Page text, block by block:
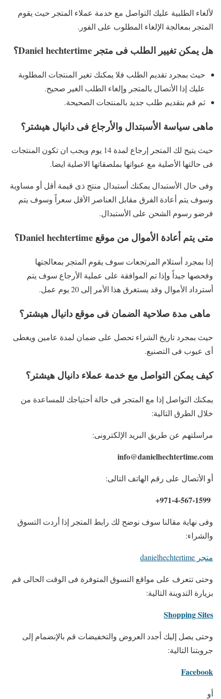
لألغاء الطلبية عليك التواصل مع خدمة عملاء المتجر حيث يقوم
المتجر بمعالجة الإلغاء المطلوب على الفور.
هل يمكن تغيير الطلب فى متجر Daniel hechtertime؟
حيث بمجرد تقديم الطلب فلا يمكنك تغير المنتجات المطلوبة
عليك إذا الأتصال بالمتجر وإلغاء الطلب الغير صحيح.
ثم قم بتقديم طلب جديد بالمنتجات الصحيحة.
ماهى سياسة الأسبتدال والأرجاع فى دانيال هيشتر؟
حيث يتيح لك المتجر إرجاع لمدة 14 يوم ويجب ان تكون المنتجات
فى حالتها الأصلية مع عبواتها بملصقاتها الاصلية ايضا.
وفى حال الأستبدال يمكنك أستبدال منتج ذى قيمة أقل أو مساوية
وسوف يتم أعادة الفرق مقابل العناصر الأقل سعراً وسوف يتم
فرضو رسوم الشحن على الأستبدال.
متى يتم أعادة الأموال من موقع Daniel hechtertime؟
إذا بمجرد أستلام المرتجعات سوف يقوم المتجر بمعالجتها
وفحصها جيداً وإذا تم الموافقة على عملية الأرجاع سوف يتم
أسترداد الأموال وقد يستغرق هذا الأمر إلى 20 يوم عمل.
ماهى مدة صلاحية الضمان فى موقع دانيال هيشتر؟
حيث بمجرد تاريخ الشراء تحصل على ضمان لمدة عامين ويغطى
أى عيوب فى التصنيع.
كيف يمكن التواصل مع خدمة عملاء دانيال هيشتر؟
يمكنك التواصل إذا مع المتجر فى حالة أحتياجك للمساعدة من
خلال الطرق التالية:
مراسلتهم عن طريق البريد الإلكترونى:
info@danielhechtertime.com
أو الأتصال على رقم الهاتف التالى:
وفى نهاية مقالنا سوف نوضح لك رابط المتجر إذا أردت التسوق
والشراء:
متجر danielhechtertime
وحتى تتعرف على مواقع التسوق المتوفرة فى الوقت الحالى قم
بزيارة التدوينة التالية:
Shopping Sites
وحتى يصل إليك أجدد العروض والتخفيضات قم بالإنضمام إلى
جروبتنا التالية:
Facebook
أو